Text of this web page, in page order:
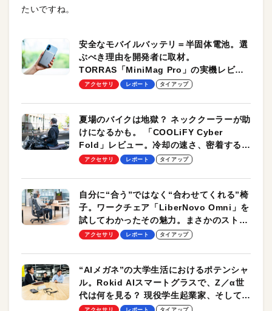
たいですね。
安全なモバイルバッテリ＝半固体電池。選
ぶべき理由を開発者に取材。
TORRAS「MiniMag Pro」の実機レビュ
ーも
アクセサリ レポート タイアップ
夏場のバイクは地獄？ ネッククーラーが助
けになるかも。 「COOLiFY Cyber
Fold」レビュー。冷却の速さ、密着する冷
却プレート、シンプルな操作性がグッド！
アクセサリ レポート タイアップ
自分に“合う”ではなく“合わせてくれる”椅
子。ワークチェア「LiberNovo Omni」を
試してわかったその魅力。まさかのストレ
ッチ機能も搭載
アクセサリ レポート タイアップ
“AIメガネ”の大学生活におけるポテンシャ
ル。Rokid AIスマートグラスで、Z／α世
代は何を見る？ 現役学生起業家、そして教
授による体験会レポート【PR】
アクセサリ レポート タイアップ